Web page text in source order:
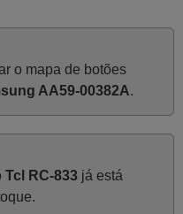
sem problemas.
vivamente este
PORTUGAL
nenhuma
o mapa de botões
AA59-00382A.
Tcl RC-833já está